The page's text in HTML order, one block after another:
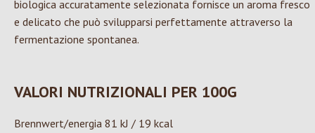
biologica accuratamente selezionata fornisce un aroma fresco
e delicato che può svilupparsi perfettamente attraverso la
fermentazione spontanea.
VALORI NUTRIZIONALI PER 100G
Brennwert/energia 81 kJ / 19 kcal